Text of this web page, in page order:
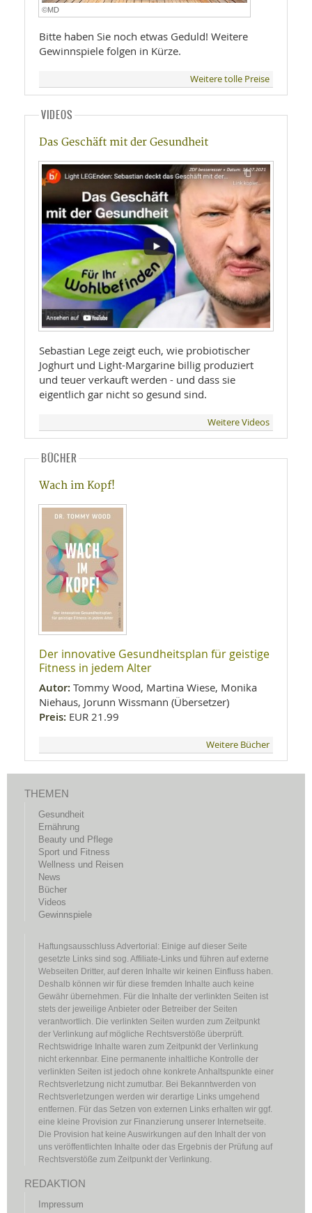
©MD
Bitte haben Sie noch etwas Geduld! Weitere
Gewinnspiele folgen in Kürze.
Weitere tolle Preise
VIDEOS
Das Geschäft mit der Gesundheit
Sebastian Lege zeigt euch, wie probiotischer
Joghurt und Light-Margarine billig produziert
und teuer verkauft werden - und dass sie
eigentlich gar nicht so gesund sind.
Weitere Videos
BÜCHER
Wach im Kopf!
Der innovative Gesundheitsplan für geistige
Fitness in jedem Alter
Autor: Tommy Wood, Martina Wiese, Monika
Niehaus, Jorunn Wissmann (Übersetzer)
Preis: EUR 21.99
Weitere Bücher
THEMEN
Gesundheit
Ernährung
Beauty und Pflege
Sport und Fitness
Wellness und Reisen
News
Bücher
Videos
Gewinnspiele
Haftungsausschluss Advertorial: Einige auf dieser Seite
gesetzte Links sind sog. Affiliate-Links und führen auf externe
Webseiten Dritter, auf deren Inhalte wir keinen Einfluss haben.
Deshalb können wir für diese fremden Inhalte auch keine
Gewähr übernehmen. Für die Inhalte der verlinkten Seiten ist
stets der jeweilige Anbieter oder Betreiber der Seiten
verantwortlich. Die verlinkten Seiten wurden zum Zeitpunkt
der Verlinkung auf mögliche Rechtsverstöße überprüft.
Rechtswidrige Inhalte waren zum Zeitpunkt der Verlinkung
nicht erkennbar. Eine permanente inhaltliche Kontrolle der
verlinkten Seiten ist jedoch ohne konkrete Anhaltspunkte einer
Rechtsverletzung nicht zumutbar. Bei Bekanntwerden von
Rechtsverletzungen werden wir derartige Links umgehend
entfernen. Für das Setzen von externen Links erhalten wir ggf.
eine kleine Provision zur Finanzierung unserer Internetseite.
Die Provision hat keine Auswirkungen auf den Inhalt der von
uns veröffentlichten Inhalte oder das Ergebnis der Prüfung auf
Rechtsverstöße zum Zeitpunkt der Verlinkung.
REDAKTION
Impressum